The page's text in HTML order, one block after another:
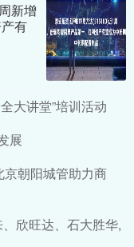
新增
有
大讲堂”培训活动
展
京朝阳城管助力商
欣旺达、石大胜华,